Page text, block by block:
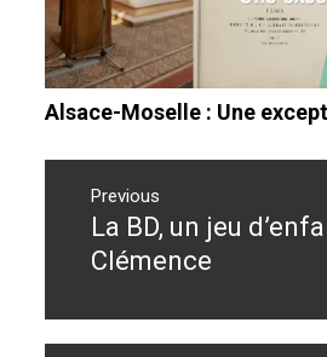
Alsace-Moselle : Une
Navigation
l’article
Previous
Previous
post:
La BD, un jeu
Clémence